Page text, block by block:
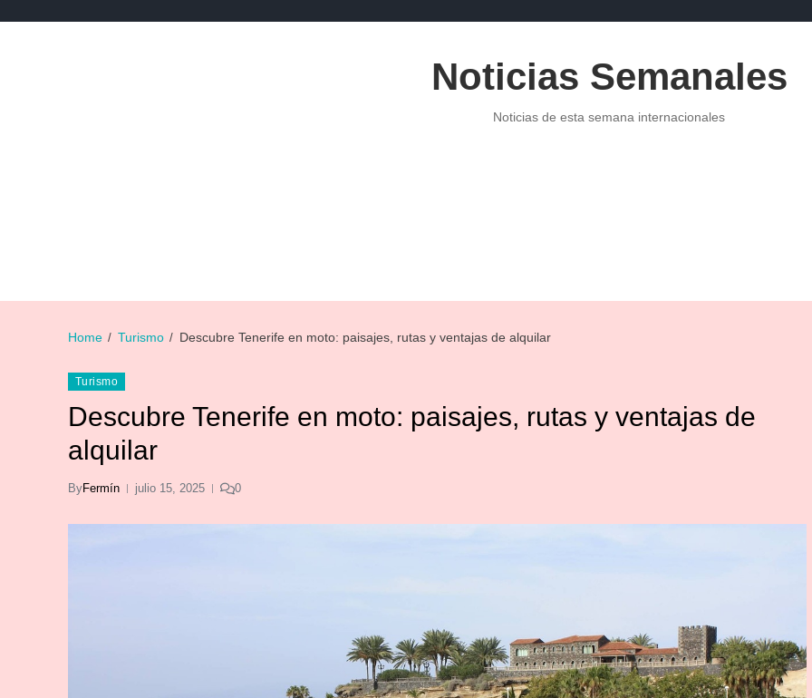
Noticias Semanales
Noticias de esta semana internacionales
Home Turismo Descubre Tenerife en moto: paisajes, rutas y ventajas de alquilar
Turismo
Descubre Tenerife en moto: paisajes, rutas y ventajas de
alquilar
ByFermín julio 15, 2025 0